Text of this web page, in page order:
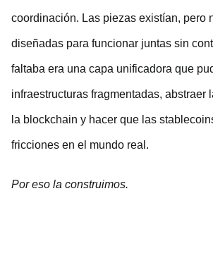
coordinación. Las piezas existían, pero
diseñadas para funcionar juntas sin
faltaba era una capa unificadora que
infraestructuras fragmentadas, abstraer
la blockchain y hacer que las
fricciones en el mundo real.
Por eso la construimos.